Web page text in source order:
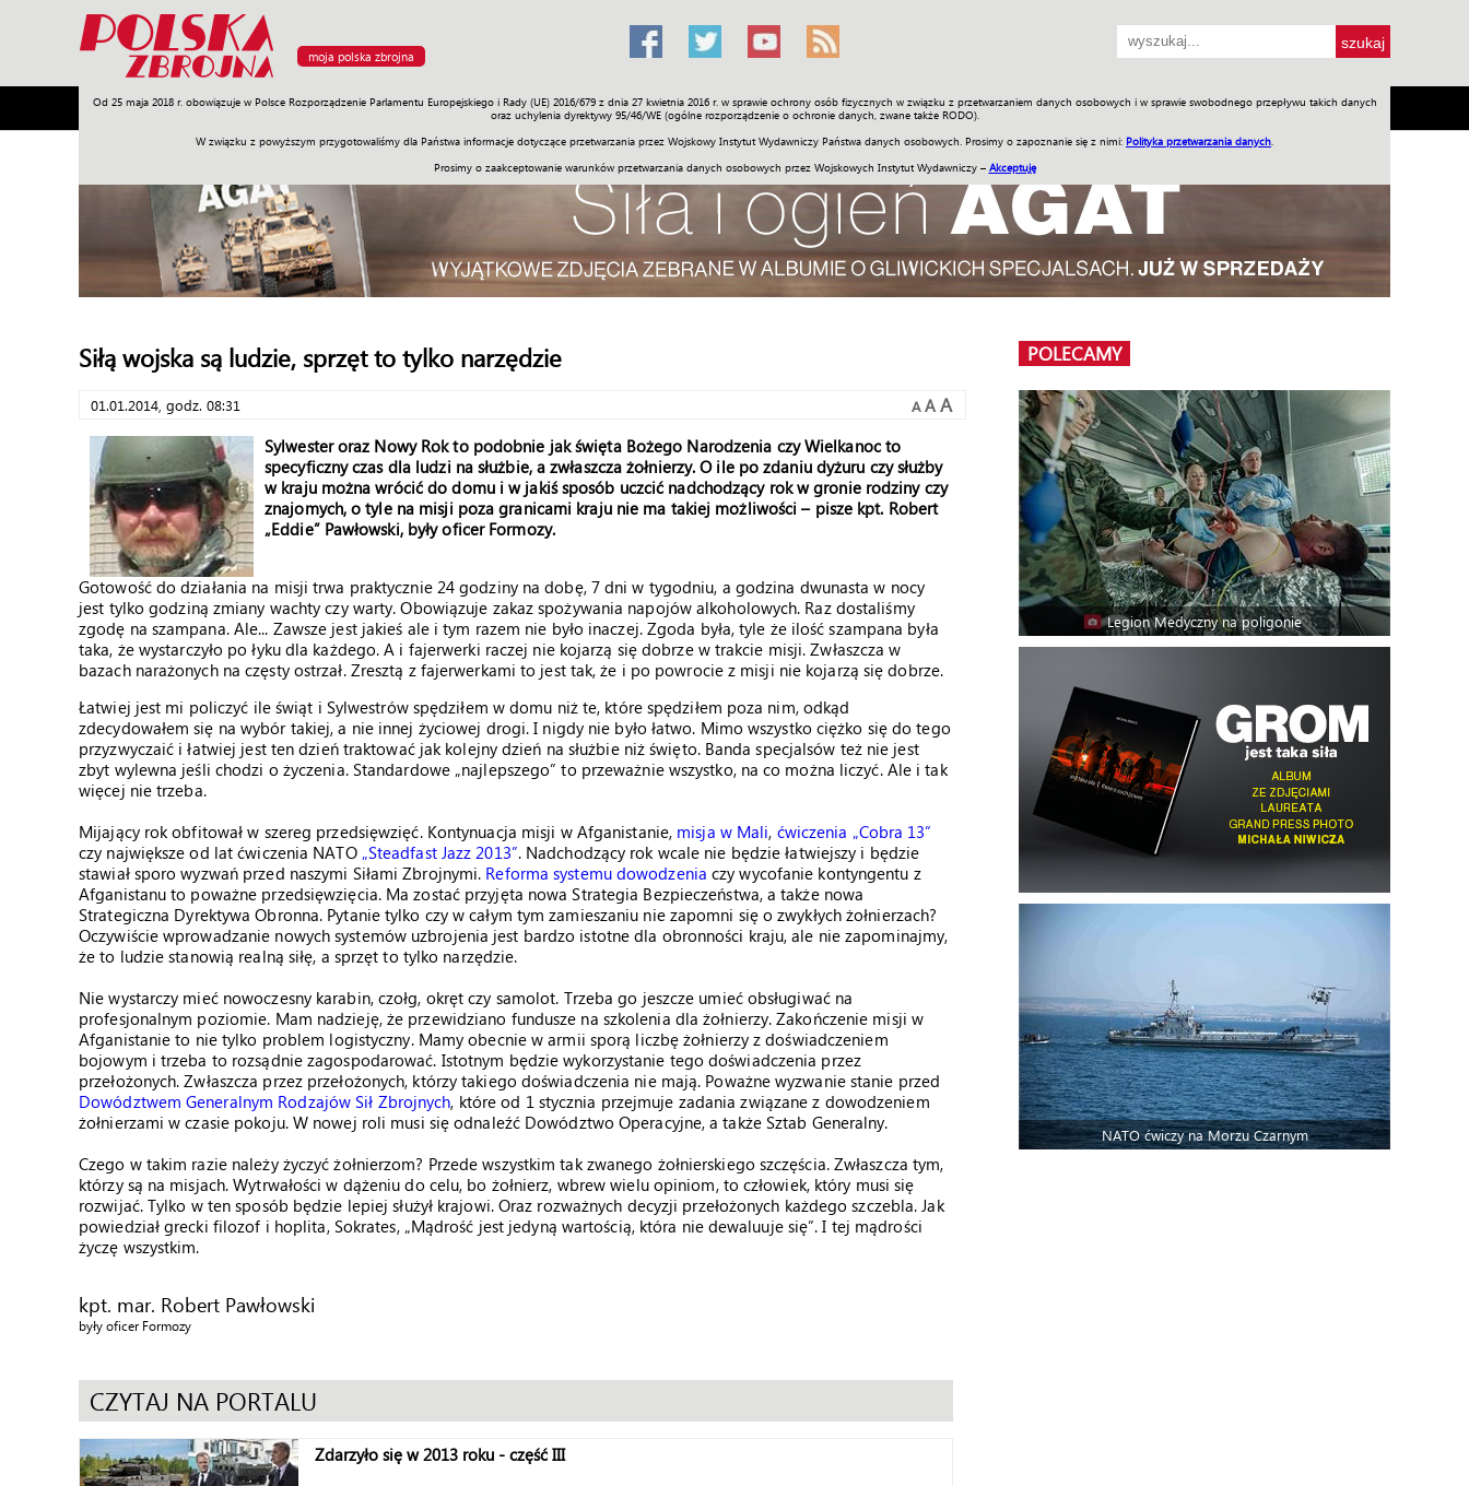
moja polska zbrojna
Od 25 maja 2018 r. obowiązuje w Polsce Rozporządzenie Parlamentu Europejskiego i Rady (UE) 2016/679 z dnia 27 kwietnia 2016 r. w sprawie ochrony osób fizycznych w związku z przetwarzaniem danych osobowych i w sprawie swobodnego przepływu takich danych
oraz uchylenia dyrektywy 95/46/WE (ogólne rozporządzenie o ochronie danych, zwane także RODO).
W związku z powyższym przygotowaliśmy dla Państwa informacje dotyczące przetwarzania przez Wojskowy Instytut Wydawniczy Państwa danych osobowych. Prosimy o zapoznanie się z nimi: Polityka przetwarzania danych
Prosimy o zaakceptowanie warunków przetwarzania danych osobowych przez Wojskowych Instytut Wydawniczy – Akceptuję
Armia Poligon Sprzęt Misje Polityka Prawo Świat Społeczność Sport Historia Galerie Wideo ENGLISH SKLEP Jednodniówki Praca w WIW
Siłą wojska są ludzie, sprzęt to tylko narzędzie
01.01.2014, godz. 08:31 A A A
Sylwester oraz Nowy Rok to podobnie jak święta Bożego Narodzenia czy Wielkanoc to
specyficzny czas dla ludzi na służbie, a zwłaszcza żołnierzy. O ile po zdaniu dyżuru czy służby
w kraju można wrócić do domu i w jakiś sposób uczcić nadchodzący rok w gronie rodziny czy
znajomych, o tyle na misji poza granicami kraju nie ma takiej możliwości – pisze kpt. Robert
„Eddie” Pawłowski, były oficer Formozy.
Gotowość do działania na misji trwa praktycznie 24 godziny na dobę, 7 dni w tygodniu, a godzina dwunasta w nocy
jest tylko godziną zmiany wachty czy warty. Obowiązuje zakaz spożywania napojów alkoholowych. Raz dostaliśmy
zgodę na szampana. Ale... Zawsze jest jakieś ale i tym razem nie było inaczej. Zgoda była, tyle że ilość szampana była
taka, że wystarczyło po łyku dla każdego. A i fajerwerki raczej nie kojarzą się dobrze w trakcie misji. Zwłaszcza w
bazach narażonych na częsty ostrzał. Zresztą z fajerwerkami to jest tak, że i po powrocie z misji nie kojarzą się dobrze.
Łatwiej jest mi policzyć ile świąt i Sylwestrów spędziłem w domu niż te, które spędziłem poza nim, odkąd
zdecydowałem się na wybór takiej, a nie innej życiowej drogi. I nigdy nie było łatwo. Mimo wszystko ciężko się do tego
przyzwyczaić i łatwiej jest ten dzień traktować jak kolejny dzień na służbie niż święto. Banda specjalsów też nie jest
zbyt wylewna jeśli chodzi o życzenia. Standardowe „najlepszego” to przeważnie wszystko, na co można liczyć. Ale i tak
więcej nie trzeba.
Mijający rok obfitował w szereg przedsięwzięć. Kontynuacja misji w Afganistanie, misja w Mali, ćwiczenia „Cobra 13”
czy największe od lat ćwiczenia NATO „Steadfast Jazz 2013”. Nadchodzący rok wcale nie będzie łatwiejszy i będzie
stawiał sporo wyzwań przed naszymi Siłami Zbrojnymi. Reforma systemu dowodzenia czy wycofanie kontyngentu z
Afganistanu to poważne przedsięwzięcia. Ma zostać przyjęta nowa Strategia Bezpieczeństwa, a także nowa
Strategiczna Dyrektywa Obronna. Pytanie tylko czy w całym tym zamieszaniu nie zapomni się o zwykłych żołnierzach?
Oczywiście wprowadzanie nowych systemów uzbrojenia jest bardzo istotne dla obronności kraju, ale nie zapominajmy,
że to ludzie stanowią realną siłę, a sprzęt to tylko narzędzie.
Nie wystarczy mieć nowoczesny karabin, czołg, okręt czy samolot. Trzeba go jeszcze umieć obsługiwać na
profesjonalnym poziomie. Mam nadzieję, że przewidziano fundusze na szkolenia dla żołnierzy. Zakończenie misji w
Afganistanie to nie tylko problem logistyczny. Mamy obecnie w armii sporą liczbę żołnierzy z doświadczeniem
bojowym i trzeba to rozsądnie zagospodarować. Istotnym będzie wykorzystanie tego doświadczenia przez
przełożonych. Zwłaszcza przez przełożonych, którzy takiego doświadczenia nie mają. Poważne wyzwanie stanie przed
Dowództwem Generalnym Rodzajów Sił Zbrojnych, które od 1 stycznia przejmuje zadania związane z dowodzeniem
żołnierzami w czasie pokoju. W nowej roli musi się odnaleźć Dowództwo Operacyjne, a także Sztab Generalny.
Czego w takim razie należy życzyć żołnierzom? Przede wszystkim tak zwanego żołnierskiego szczęścia. Zwłaszcza tym,
którzy są na misjach. Wytrwałości w dążeniu do celu, bo żołnierz, wbrew wielu opiniom, to człowiek, który musi się
rozwijać. Tylko w ten sposób będzie lepiej służył krajowi. Oraz rozważnych decyzji przełożonych każdego szczebla. Jak
powiedział grecki filozof i hoplita, Sokrates, „Mądrość jest jedyną wartością, która nie dewaluuje się”. I tej mądrości
życzę wszystkim.
kpt. mar. Robert Pawłowski
były oficer Formozy
CZYTAJ NA PORTALU
Zdarzyło się w 2013 roku - część III
POLECAMY
Legion Medyczny na poligonie
NATO ćwiczy na Morzu Czarnym